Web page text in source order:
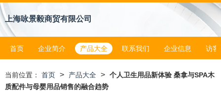
上海咏景毅商贸有限公司
首页 企业简介 产品大全 联系我们 企业信息 访客
当前位置： 首页 > 产品大全 > 个人卫生用品新体验 桑拿与SPA木
质配件与母婴用品销售的融合趋势